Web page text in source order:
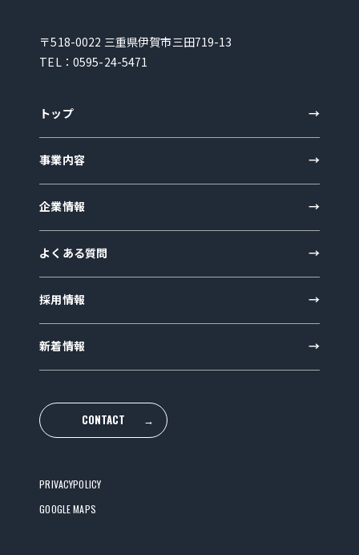
〒518-0022 三重県伊賀市三田719-13
TEL： 0595-24-5471
トップ
事業内容
企業情報
よくある質問
採用情報
新着情報
CONTACT →
PRIVACYPOLICY
GOOGLE MAPS